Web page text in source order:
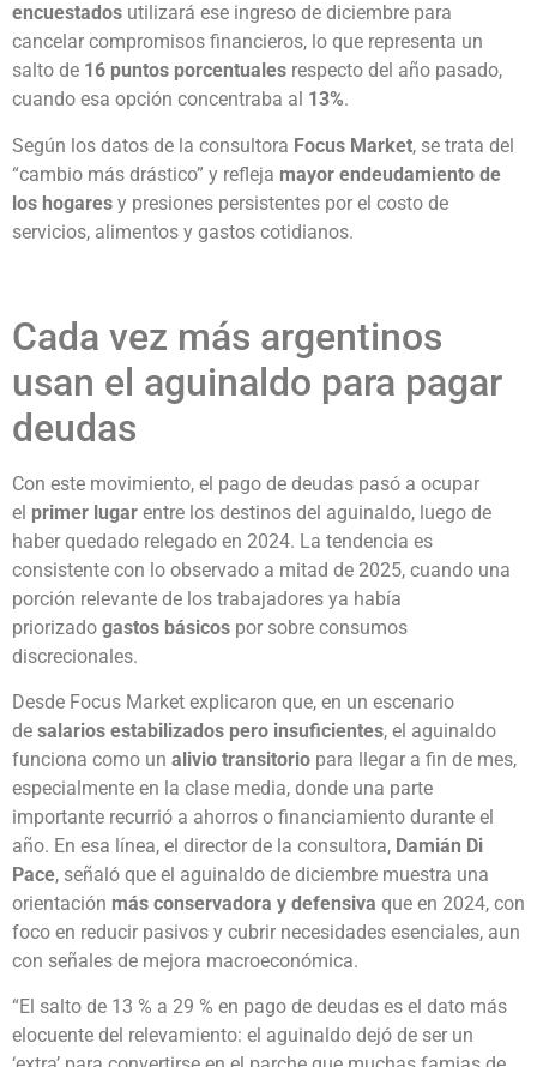
encuestados utilizará ese ingreso de diciembre para
cancelar compromisos financieros, lo que representa un
salto de 16 puntos porcentuales respecto del año pasado,
cuando esa opción concentraba al 13%.
Según los datos de la consultora Focus Market, se trata del
“cambio más drástico” y refleja mayor endeudamiento de
los hogares y presiones persistentes por el costo de
servicios, alimentos y gastos cotidianos.
Cada vez más argentinos
usan el aguinaldo para pagar
deudas
Con este movimiento, el pago de deudas pasó a ocupar
el primer lugar entre los destinos del aguinaldo, luego de
haber quedado relegado en 2024. La tendencia es
consistente con lo observado a mitad de 2025, cuando una
porción relevante de los trabajadores ya había
priorizado gastos básicos por sobre consumos
discrecionales.
Desde Focus Market explicaron que, en un escenario
de salarios estabilizados pero insuficientes, el aguinaldo
funciona como un alivio transitorio para llegar a fin de mes,
especialmente en la clase media, donde una parte
importante recurrió a ahorros o financiamiento durante el
año. En esa línea, el director de la consultora, Damián Di
Pace, señaló que el aguinaldo de diciembre muestra una
orientación más conservadora y defensiva que en 2024, con
foco en reducir pasivos y cubrir necesidades esenciales, aun
con señales de mejora macroeconómica.
“El salto de 13 % a 29 % en pago de deudas es el dato más
elocuente del relevamiento: el aguinaldo dejó de ser un